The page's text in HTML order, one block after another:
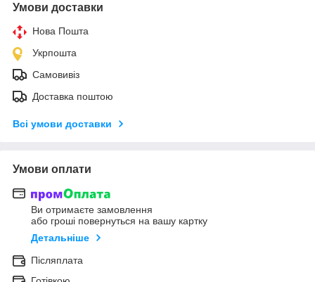
Умови доставки
Нова Пошта
Укрпошта
Самовивіз
Доставка поштою
Всі умови доставки
Умови оплати
Ви отримаєте замовлення
або гроші повернуться на вашу картку
Детальніше
Післяплата